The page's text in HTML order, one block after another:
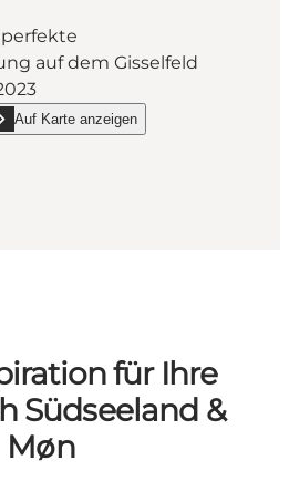
auf dem Gisselfeld
auf Kloster
Auf Karte anzeigen
Der Weihnachtsmarkt auf Kloster
für Ihre
Südseeland &
Møn